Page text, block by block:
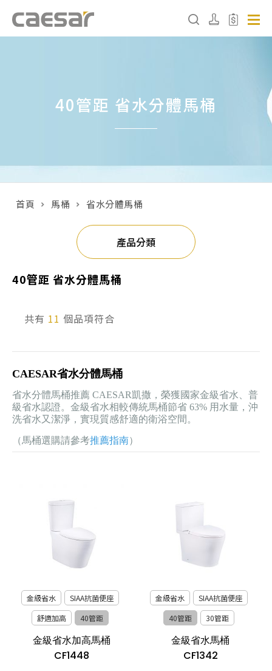
產品分類
搜尋產品
產品型號查詢
搜尋產品
40管距 省水分體馬桶
首頁 馬桶 省水分體馬桶
產品分類
40管距 省水分體馬桶
共有 11 個品項符合
CAESAR省水分體馬桶
省水分體馬桶推薦 CAESAR凱撒，榮獲國家金級省水、普
級省水認證。金級省水相較傳統馬桶節省 63% 用水量，沖
洗省水又潔淨，實現質感舒適的衛浴空間。
（馬桶選購請參考推薦指南）
金級省水
SIAA抗菌便座
舒適加高
40管距
金級省水加高馬桶
CF1448
金級省水
SIAA抗菌便座
40管距
30管距
金級省水馬桶
CF1342